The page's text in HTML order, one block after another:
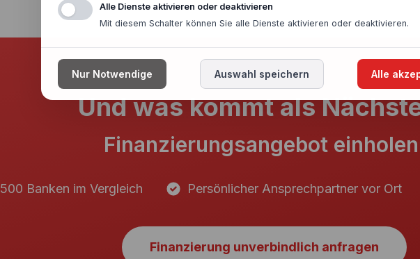
Und was kommt als
Finanzierungsangebot
500 Banken im Vergleich Persönlicher Ansprechpartner vor Ort
Finanzierung unverbindlich anfragen
Alle Dienste aktivieren oder deaktivieren
Mit diesem Schalter können Sie alle Dienste aktivieren oder deaktivieren.
Nur Notwendige Auswahl speichern Alle